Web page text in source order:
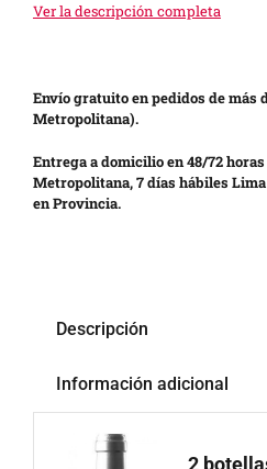
Ver la descripción completa
Envío gratuito en pedidos de más
Metropolitana).
Entrega a domicilio en 48/72
Metropolitana, 7 días hábiles
en Provincia.
Descripción
Información adicional
2